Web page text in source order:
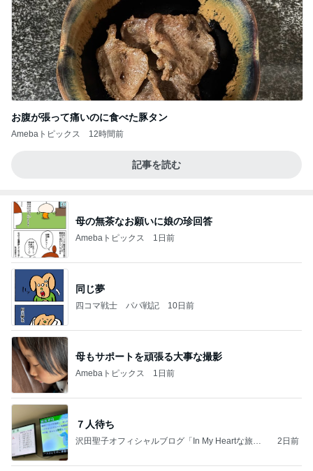
お腹が張って痛いのに食べた豚タン
Amebaトピックス 12時間前
記事を読む
母の無茶なお願いに娘の珍回答
Amebaトピックス 1日前
同じ夢
四コマ戦士 パパ戦記 10日前
母もサポートを頑張る大事な撮影
Amebaトピックス 1日前
７人待ち
沢田聖子オフィシャルブログ「In My Heartな旅日
2日前